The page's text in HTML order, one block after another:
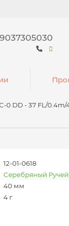
0 DD - 37 FL/
12-01-0618
Серебряный Ручей
40 мм
4 г